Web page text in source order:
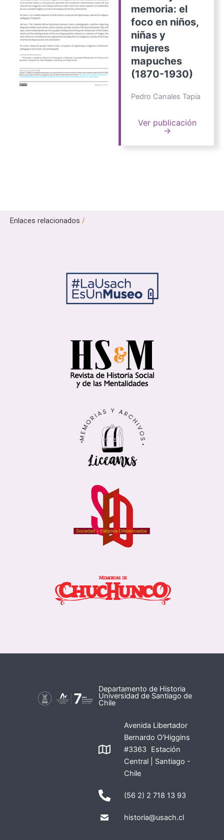
memoria: el
foco en niños,
niñas y
mujeres
mapuches
(1870-1930)
Pedro Canales Tapia
Ver publicación
→
Enlaces relacionados /
Departamento de Historia
Universidad de Santiago de
Chile
Avenida Libertador
Bernardo O'Higgins
#3363 Estación
Central | Santiago -
Chile
(56 2) 2 718 13 93
historia@usach.cl